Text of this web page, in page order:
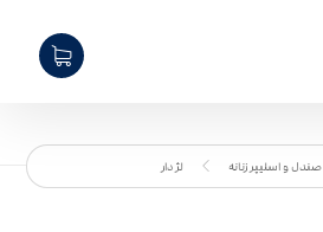
صندل و اسلیپر زنانه لژ دار